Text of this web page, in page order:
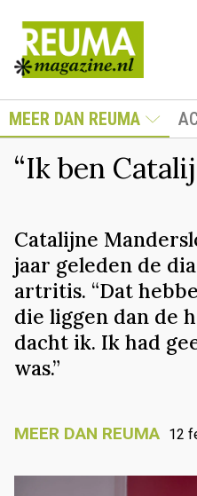
MEER DAN REUMA
“Ik ben
Catalijne
jaar geleden de
artritis. “Dat
die liggen dan de
dacht ik. Ik had
was.”
MEER DAN REUMA 12